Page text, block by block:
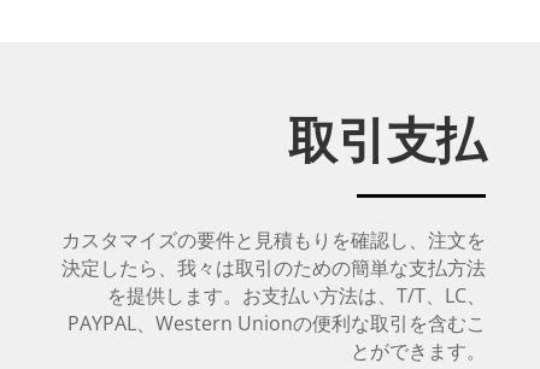
取引支払
カスタマイズの要件と見積もりを確認し、注文を
決定したら、我々は取引のための簡単な支払方法
を提供します。お支払い方法は、T/T、LC、
PAYPAL、Western Unionの便利な取引を含むこ
とができます。